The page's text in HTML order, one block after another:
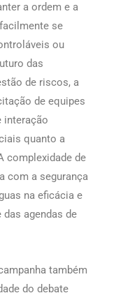
a ordem e a
se
ou
das
de riscos, a
de equipes
interação
quanto a
complexidade de
com a segurança
na eficácia e
agendas de
também
do debate